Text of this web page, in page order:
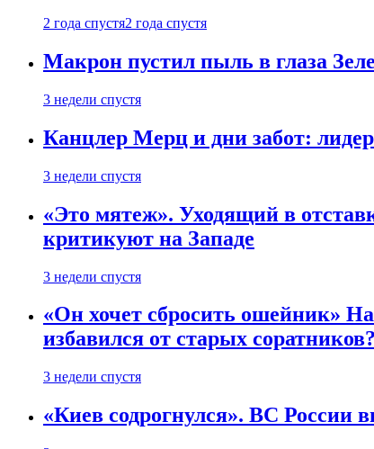
2 года спустя2 года спустя
Макрон пустил пыль в глаза
3 недели спустя
Канцлер Мерц и дни забот:
3 недели спустя
«Это мятеж». Уходящий в
критикуют на Западе
3 недели спустя
«Он хочет сбросить ошейник»
избавился от старых соратников?
3 недели спустя
«Киев содрогнулся». ВС России